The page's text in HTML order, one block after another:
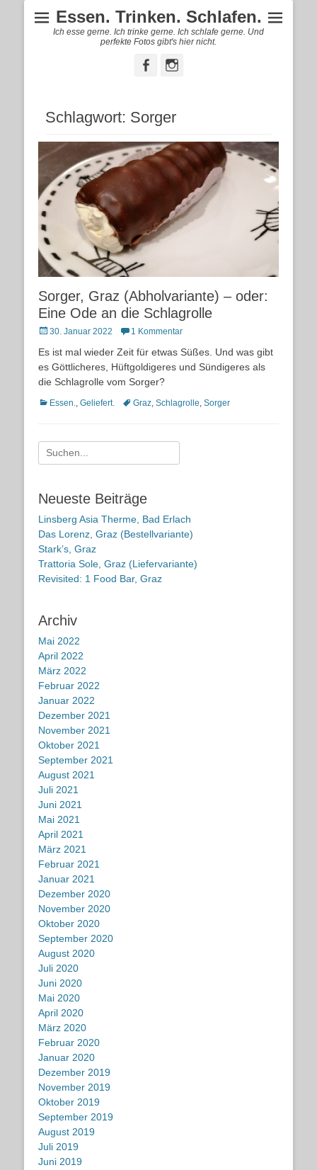
Essen. Trinken. Schlafen.
Ich esse gerne. Ich trinke gerne. Ich schlafe gerne. Und
perfekte Fotos gibt's hier nicht.
FacebookInstagram
Schlagwort: Sorger
Sorger, Graz (Abholvariante) – oder:
Eine Ode an die Schlagrolle
Posted
30. Januar 2022 1 Kommentar
Es ist mal wieder Zeit für etwas Süßes. Und was gibt
es Göttlicheres, Hüftgoldigeres und Sündigeres als
die Schlagrolle vom Sorger?
Kategorien
Essen., Geliefert. Schlagworte
Graz, Schlagrolle, Sorger
Suche
nach:
Neueste Beiträge
Linsberg Asia Therme, Bad Erlach
Das Lorenz, Graz (Bestellvariante)
Stark’s, Graz
Trattoria Sole, Graz (Liefervariante)
Revisited: 1 Food Bar, Graz
Archiv
Mai 2022
April 2022
März 2022
Februar 2022
Januar 2022
Dezember 2021
November 2021
Oktober 2021
September 2021
August 2021
Juli 2021
Juni 2021
Mai 2021
April 2021
März 2021
Februar 2021
Januar 2021
Dezember 2020
November 2020
Oktober 2020
September 2020
August 2020
Juli 2020
Juni 2020
Mai 2020
April 2020
März 2020
Februar 2020
Januar 2020
Dezember 2019
November 2019
Oktober 2019
September 2019
August 2019
Juli 2019
Juni 2019